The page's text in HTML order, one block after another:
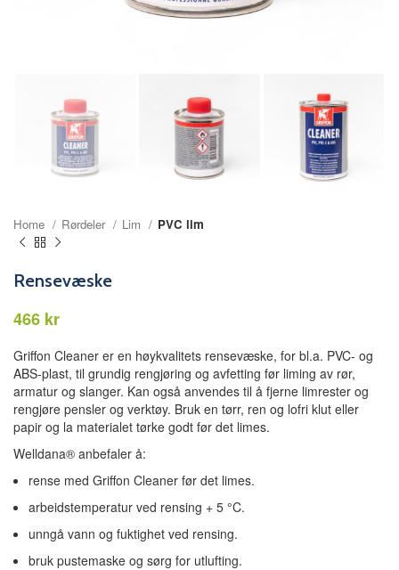
Home Rørdeler Lim PVC lim
Rensevæske
kr
Griffon Cleaner er en høykvalitets rensevæske, for bl.a. PVC- og
ABS-plast, til grundig rengjøring og avfetting før liming av rør,
armatur og slanger. Kan også anvendes til å fjerne limrester og
rengjøre pensler og verktøy. Bruk en tørr, ren og lofri klut eller
papir og la materialet tørke godt før det limes.
Welldana® anbefaler å:
rense med Griffon Cleaner før det limes.
arbeidstemperatur ved rensing + 5 °C.
unngå vann og fuktighet ved rensing.
bruk pustemaske og sørg for utlufting.